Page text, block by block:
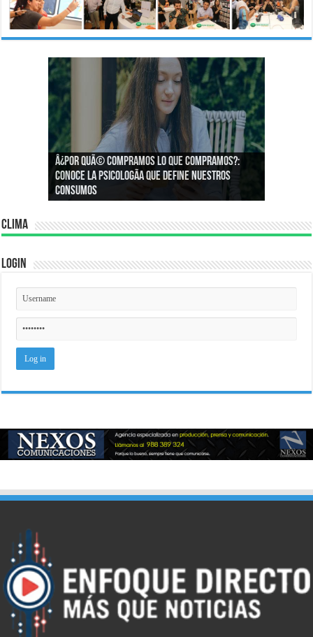
Â¿CÃ³mo podemos asegurar un espacio de
igualdad en el trabajo?
Â¿Por quÃ© compramos lo que compramos?:
Conoce la psicologÃ­a que define nuestros
consumos
Clima
Login